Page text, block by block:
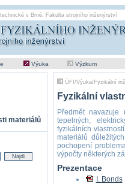
v Brně, Fakulta strojního inženýrství
Výuka Výzkum
materiálů
ÚFI /Výuka/Fyzikální
Fyzikální
Předmět
tepelných,
fyzikálních
materiálů
pochopení
výpočty některých
Prezentace
I. Bonds